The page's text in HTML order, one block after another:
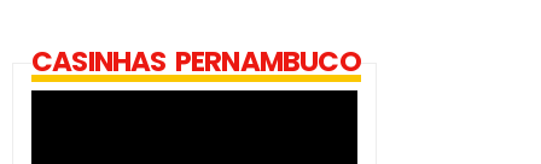
CASINHAS PERNAMBUCO